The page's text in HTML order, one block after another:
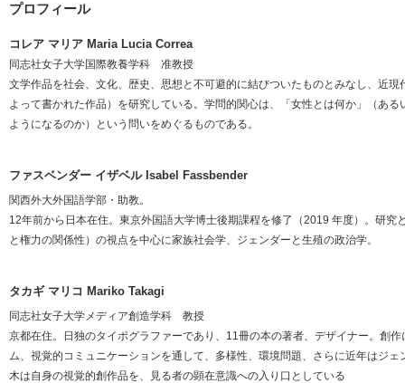
プロフィール
コレア マリア Maria Lucia Correa
同志社女子大学国際教養学科 准教授
文学作品を社会、文化、歴史、思想と不可避的に結びついたものとみなし、近現
よって書かれた作品）を研究している。学問的関心は、「女性とは何か」（あ
ようになるのか）という問いをめぐるものである。
ファスベンダー イザベル Isabel Fassbender
関西外大外国語学部・助教。
12年前から日本在住。東京外国語大学博士後期課程を修了（2019 年度）。研究
と権力の関係性）の視点を中心に家族社会学、ジェンダーと生殖の政治学。
タカギ マリコ Mariko Takagi
同志社女子大学メディア創造学科 教授
京都在住。日独のタイポグラファーであり、11冊の本の著者、デザイナー。創
ム、視覚的コミュニケーションを通して、多様性、環境問題、さらに近年はジ
木は自身の視覚的創作品を、見る者の顕在意識への入り口としている